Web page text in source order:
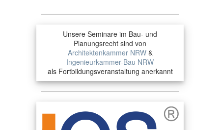
Unsere Seminare im Bau- und
Planungsrecht sind von
Architektenkammer NRW&
Ingenieurkammer-Bau NRW
als Fortbildungsveranstaltung anerkannt